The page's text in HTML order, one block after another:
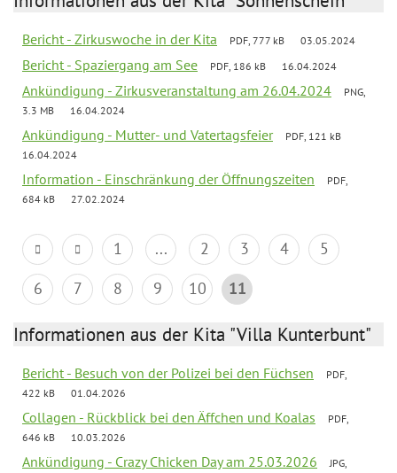
Bericht - Zirkuswoche in der Kita PDF, 777 kB 03.05.2024
Bericht - Spaziergang am See PDF, 186 kB 16.04.2024
Ankündigung - Zirkusveranstaltung am 26.04.2024
PNG,
3.3 MB
16.04.2024
Ankündigung - Mutter- und Vatertagsfeier
PDF, 121 kB
16.04.2024
Information - Einschränkung der Öffnungszeiten
PDF,
684 kB
27.02.2024
1 ... 2 3 4
5
6
7 8 9 10 11
Informationen aus der Kita "Villa Kunterbunt"
Bericht - Besuch von der Polizei bei den Füchsen
PDF,
422 kB
01.04.2026
Collagen - Rückblick bei den Äffchen und Koalas
PDF,
646 kB
10.03.2026
Ankündigung - Crazy Chicken Day am 25.03.2026 JPG,